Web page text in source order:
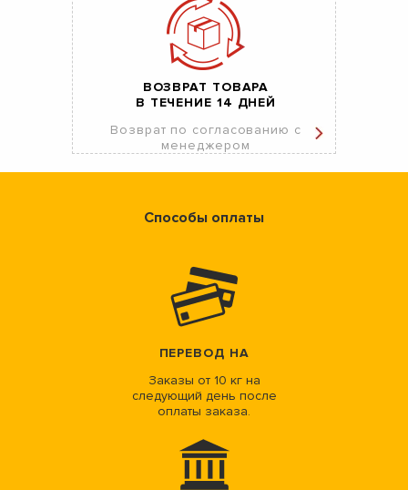
ВОЗВРАТ ТОВАРА
В ТЕЧЕНИЕ 14 ДНЕЙ
Возврат по согласованию с
менеджером
Способы оплаты
ПЕРЕВОД НА
Заказы от 10 кг на
следующий день после
оплаты заказа.